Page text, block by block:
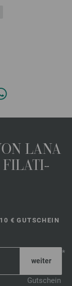
LANA
FILATI-
€ GUTSCHEIN
*
Gutschein